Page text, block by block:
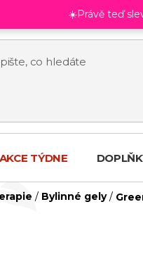
☀️Právě teď
TÝDNE
/ Bylinné gely /